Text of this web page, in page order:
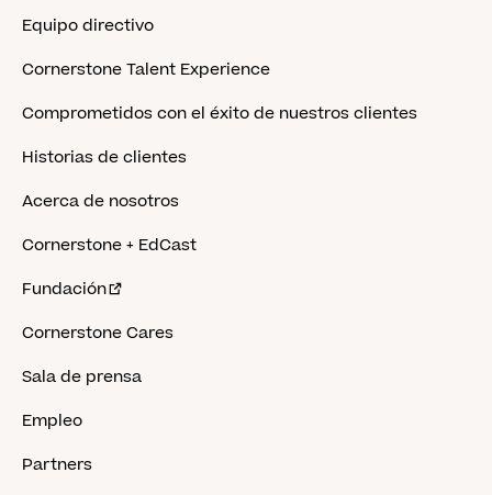
Equipo directivo
Cornerstone Talent Experience
Comprometidos con el éxito de nuestros clientes
Historias de clientes
Acerca de nosotros
Cornerstone + EdCast
Fundación
Cornerstone Cares
Sala de prensa
Empleo
Partners